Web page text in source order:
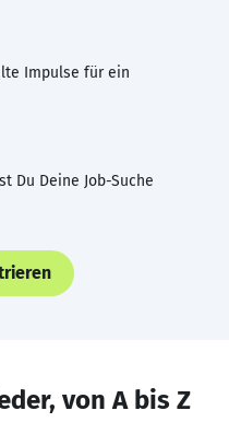
Impulse für ein
Du Deine Job-Suche
von A bis Z